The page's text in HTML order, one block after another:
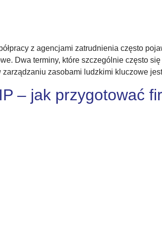
z agencjami zatrudnienia często
Dwa terminy, które szczególnie często
zasobami ludzkimi kluczowe
– jak przygotować